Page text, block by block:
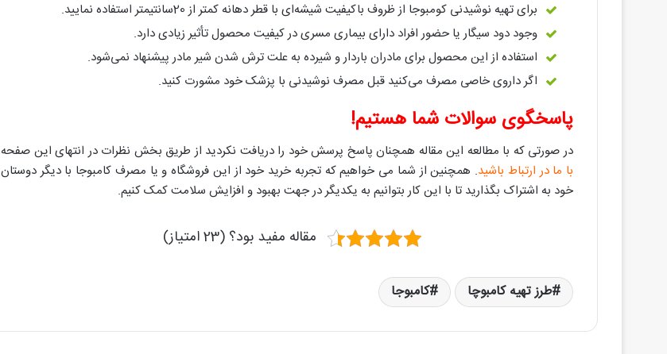
برای تهیه نوشیدنی کومبوجا از ظروف باکیفیت شیشه‌ای با قطر دهانه کمتر از 20سانتیمتر استفاده نمایید.
وجود دود سیگار یا حضور افراد دارای بیماری مسری در کیفیت محصول تأثیر زیادی دارد.
استفاده از این محصول برای مادران باردار و شیرده به علت ترش شدن شیر مادر پیشنهاد نمی‌شود.
اگر داروی خاصی مصرف می‌کنید قبل مصرف نوشیدنی با پزشک خود مشورت کنید.
پاسخگوی سوالات شما هستیم!
در صورتی که با مطالعه این مقاله همچنان پاسخ پرسش خود را دریافت نکردید از طریق بخش نظرات در انتهای این صفحه
با ما در ارتباط باشید. همچنین از شما می خواهیم که تجربه خرید خود از این فروشگاه و یا مصرف کامبوجا با دیگر دوستان
خود به اشتراک بگذارید تا با این کار بتوانیم به یکدیگر در جهت بهبود و افزایش سلامت کمک کنیم.
مقاله مفید بود؟ (23 امتیاز)
طرز تهیه کامبوچا کامبوجا